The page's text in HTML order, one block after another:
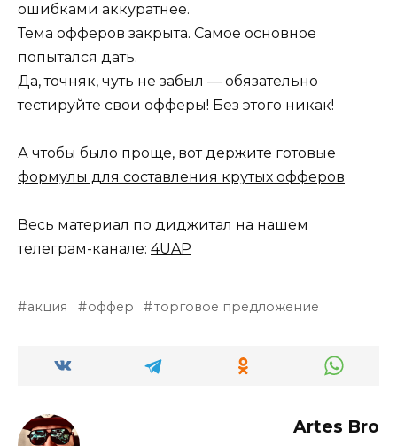
ошибками аккуратнее.
Тема офферов закрыта. Самое основное
попытался дать.
Да, точняк, чуть не забыл — обязательно
тестируйте свои офферы! Без этого никак!
А чтобы было проще, вот держите готовые
формулы для составления крутых офферов
Весь материал по диджитал на нашем
телеграм-канале: 4UAP
акция оффер торговое предложение
Artes Bro